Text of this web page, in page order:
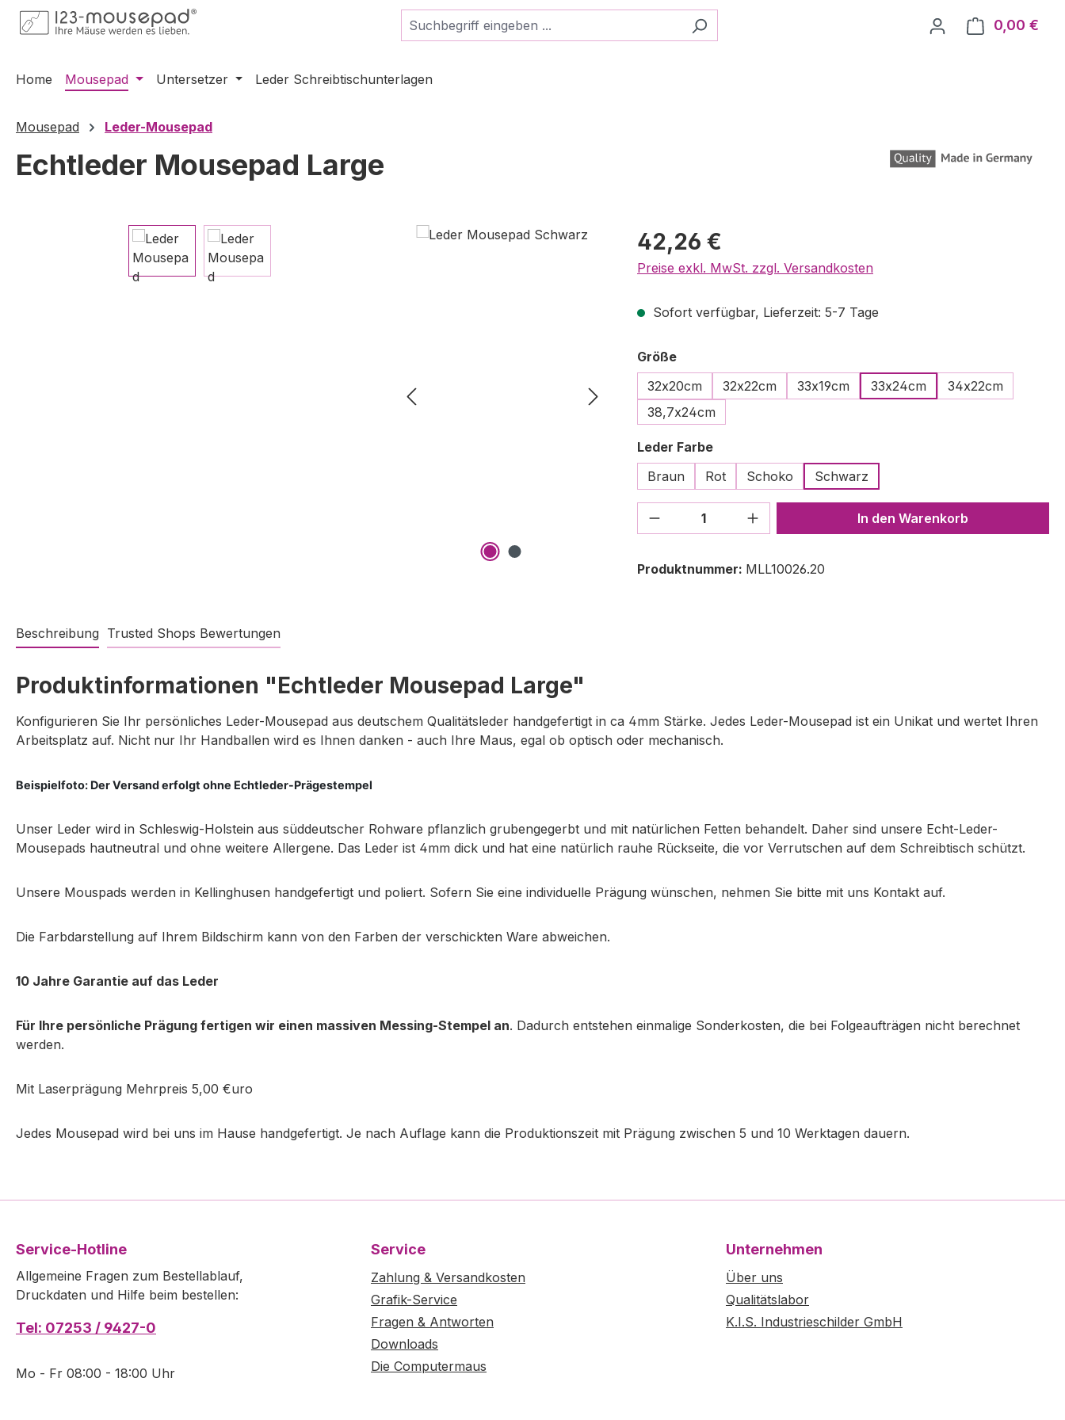
Hauptinhalt springen
Zur Suche springen
Zur Hauptnavigation springen 0,00 €
Home Mousepad Untersetzer Leder Schreibtischunterlagen
Mousepad Leder-Mousepad
Echtleder Mousepad Large
Bildergalerie überspringen Regulärer Preis:
42,26 €
Preise exkl. MwSt. zzgl. Versandkosten
Sofort verfügbar, Lieferzeit: 5-7 Tage
Größeauswählen
32x20cm
32x22cm 33x19cm 33x24cm
34x22cm
38,7x24cm
Leder Farbeauswählen
Braun
Rot Schoko Schwarz
Produkt Anzahl: Gib den gewünschten Wert
In den Warenkorb
Produktnummer: MLL10026.20
Beschreibung Trusted Shops Bewertungen
Produktinformationen "Echtleder Mousepad Large"
Konfigurieren Sie Ihr persönliches Leder-Mousepad aus deutschem Qualitätsleder handgefertigt in ca 4mm Stärke. Jedes Leder-Mousepad ist ein Unikat und wertet Ihren
Arbeitsplatz auf. Nicht nur Ihr Handballen wird es Ihnen danken - auch Ihre Maus, egal ob optisch oder mechanisch.
Beispielfoto: Der Versand erfolgt ohne Echtleder-Prägestempel
Unser Leder wird in Schleswig-Holstein aus süddeutscher Rohware pflanzlich grubengegerbt und mit natürlichen Fetten behandelt. Daher sind unsere Echt-Leder-
Mousepads hautneutral und ohne weitere Allergene. Das Leder ist 4mm dick und hat eine natürlich rauhe Rückseite, die vor Verrutschen auf dem Schreibtisch schützt.
Unsere Mouspads werden in Kellinghusen handgefertigt und poliert. Sofern Sie eine individuelle Prägung wünschen, nehmen Sie bitte mit uns Kontakt auf.
Die Farbdarstellung auf Ihrem Bildschirm kann von den Farben der verschickten Ware abweichen.
10 Jahre Garantie auf das Leder
Für Ihre persönliche Prägung fertigen wir einen massiven Messing-Stempel an. Dadurch entstehen einmalige Sonderkosten, die bei Folgeaufträgen nicht berechnet
werden.
Mit Laserprägung Mehrpreis 5,00 €uro
Jedes Mousepad wird bei uns im Hause handgefertigt. Je nach Auflage kann die Produktionszeit mit Prägung zwischen 5 und 10 Werktagen dauern.
Service-Hotline
Allgemeine Fragen zum Bestellablauf,
Druckdaten und Hilfe beim bestellen:
Tel: 07253 / 9427-0
Mo - Fr 08:00 - 18:00 Uhr
Service
Zahlung & Versandkosten
Grafik-Service
Fragen & Antworten
Downloads
Die Computermaus
Unternehmen
Über uns
Qualitätslabor
K.I.S. Industrieschilder GmbH